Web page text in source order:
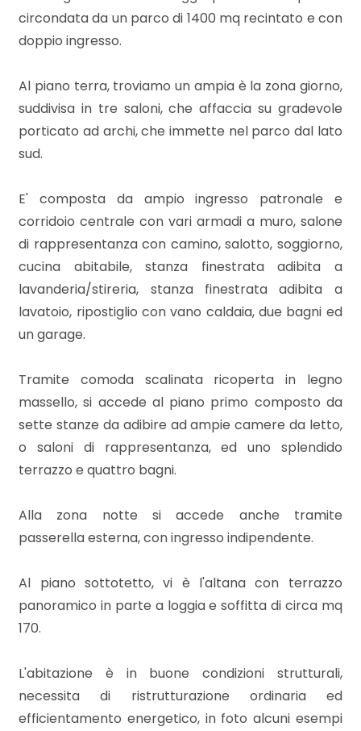
circondata da un parco di 1400 mq recintato e con
doppio ingresso.
Al piano terra, troviamo un ampia è la zona giorno,
suddivisa in tre saloni, che affaccia su gradevole
porticato ad archi, che immette nel parco dal lato
sud.
E' composta da ampio ingresso patronale e
corridoio centrale con vari armadi a muro, salone
di rappresentanza con camino, salotto, soggiorno,
cucina abitabile, stanza finestrata adibita a
lavanderia/stireria, stanza finestrata adibita a
lavatoio, ripostiglio con vano caldaia, due bagni ed
un garage.
Tramite comoda scalinata ricoperta in legno
massello, si accede al piano primo composto da
sette stanze da adibire ad ampie camere da letto,
o saloni di rappresentanza, ed uno splendido
terrazzo e quattro bagni.
Alla zona notte si accede anche tramite
passerella esterna, con ingresso indipendente.
Al piano sottotetto, vi è l'altana con terrazzo
panoramico in parte a loggia e soffitta di circa mq
170.
L'abitazione è in buone condizioni strutturali,
necessita di ristrutturazione ordinaria ed
efficientamento energetico, in foto alcuni esempi
5
5+
Bagni
minimi
Qualsiasi
1
5
Camere
minime
Qualsiasi
1